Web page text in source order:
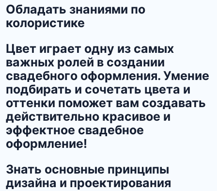
Обладать знаниями по
колористике
Цвет играет одну из самых
важных ролей в создании
свадебного оформления. Умение
подбирать и сочетать цвета и
оттенки поможет вам создавать
действительно красивое и
эффектное свадебное
оформление!
Знать основные принципы
дизайна и проектирования